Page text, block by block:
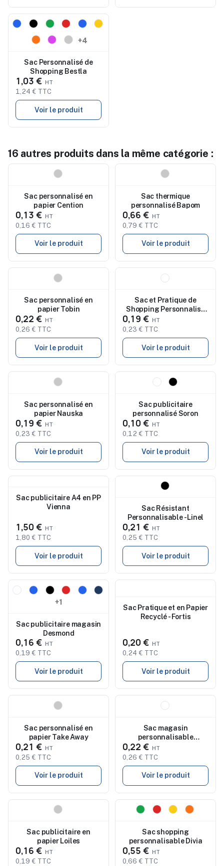
Nouveau
+4
Sac Personnalisé de
Shopping Bestla
1,03 €
1,24 € TTC
Voir le produit
16 autres produits dans la même catégorie :
Sac personnalisé en
papier Cention
0,13 €
0,16 € TTC
Voir le produit
Sac thermique
personnalisé Bapom
0,66 €
0,79 € TTC
Voir le produit
Sac personnalisé en
papier Tobin
0,22 €
0,26 € TTC
Voir le produit
Sac et Pratique de
Shopping Personnalisé
en Papier Recyclé Taurel
0,19 €
0,23 € TTC
Voir le produit
Sac personnalisé en
papier Nauska
0,19 €
0,23 € TTC
Voir le produit
Sac publicitaire
personnalisé Soron
0,10 €
0,12 € TTC
Voir le produit
Sac publicitaire A4 en PP
Vienna
1,50 €
1,80 € TTC
Voir le produit
Sac Résistant
Personnalisable - Linel
0,21 €
0,25 € TTC
Voir le produit
Nouveau
+1
Sac publicitaire magasin
Desmond
0,16 €
0,19 € TTC
Voir le produit
Sac Pratique et en Papier
Recyclé - Fortis
0,20 €
0,24 € TTC
Voir le produit
Sac personnalisé en
papier Take Away
0,21 €
0,25 € TTC
Voir le produit
Sac magasin
personnalisable
sublimation Wercal
0,22 €
0,26 € TTC
Voir le produit
Sac publicitaire en
papier Loiles
0,16 €
0,19 € TTC
Nouveau
Sac shopping
personnalisable Divia
0,55 €
0,66 € TTC